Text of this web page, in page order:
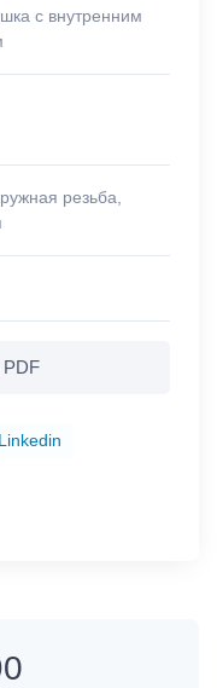
с внутренним
резьба,
Linkedin